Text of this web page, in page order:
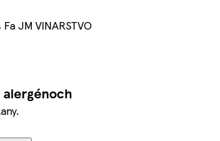
JM VINARSTVO